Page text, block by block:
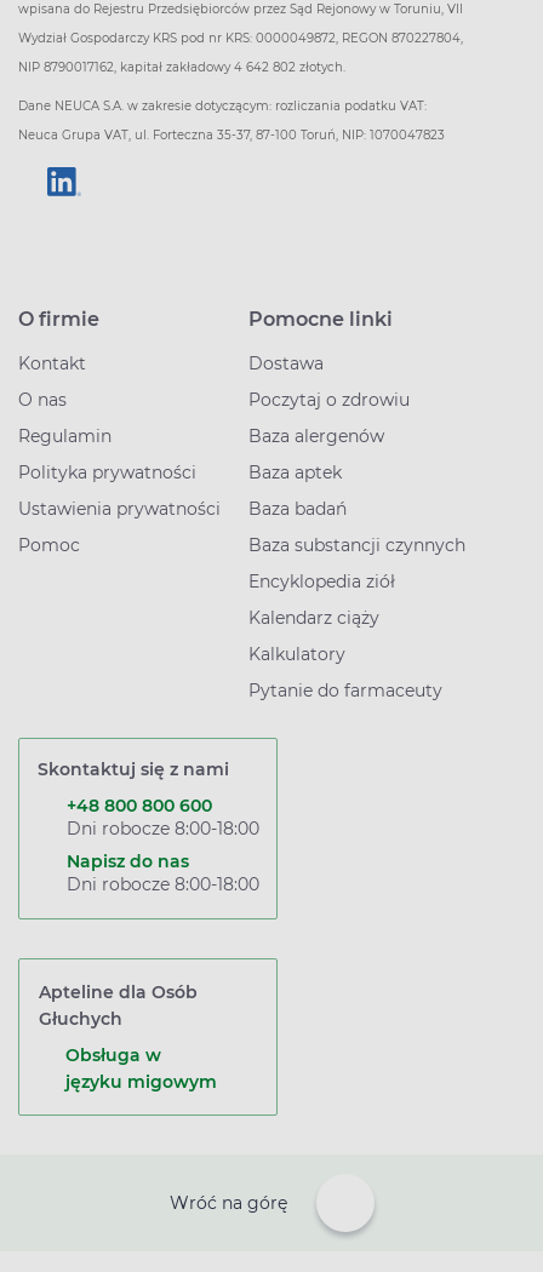
wpisana do Rejestru Przedsiębiorców przez Sąd Rejonowy w Toruniu, VII
Wydział Gospodarczy KRS pod nr KRS: 0000049872, REGON 870227804,
NIP 8790017162, kapitał zakładowy 4 642 802 złotych.
Dane NEUCA S.A. w zakresie dotyczącym: rozliczania podatku VAT:
Neuca Grupa VAT, ul. Forteczna 35-37, 87-100 Toruń, NIP: 1070047823
O firmie
Kontakt
O nas
Regulamin
Polityka prywatności
Ustawienia prywatności
Pomoc
Pomocne linki
Dostawa
Poczytaj o zdrowiu
Baza alergenów
Baza aptek
Baza badań
Baza substancji czynnych
Encyklopedia ziół
Kalendarz ciąży
Kalkulatory
Pytanie do farmaceuty
Skontaktuj się z nami
+48 800 800 600
Dni robocze 8:00-18:00
Napisz do nas
Dni robocze 8:00-18:00
Apteline dla Osób
Głuchych
Obsługa w
języku migowym
Wróć na górę